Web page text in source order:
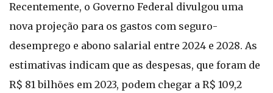
Recentemente, o Governo Federal divulgou uma
nova projeção para os gastos com seguro-
desemprego e abono salarial entre 2024 e 2028. As
estimativas indicam que as despesas, que foram de
R$ 81 bilhões em 2023, podem chegar a R$ 109,2